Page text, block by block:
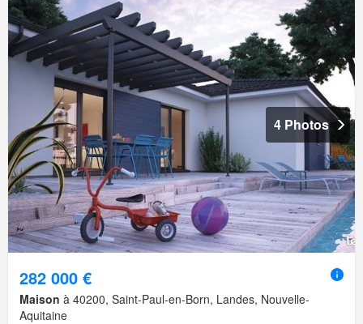
4 Photos
282 000 €
Maison à 40200, Saint-Paul-en-Born, Landes, Nouvelle-
Aquitaine